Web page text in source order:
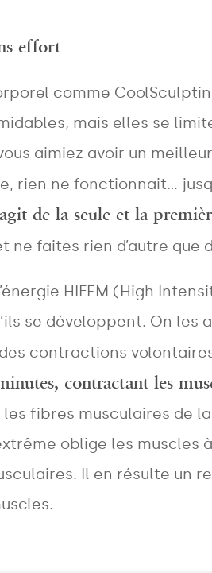
effort
comme
mais elles se
aimiez avoir un
rien ne fonctionnait…
de la seule et la
ne faites rien d’autre
HIFEM (High
se développent. On
contractions
contractant les
les fibres musculaires de
oblige les
Il en résulte un